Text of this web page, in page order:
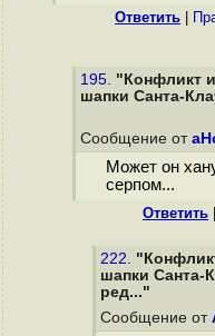
Ответить
195. "Конфликт
шапки Санта-
Сообщение от
Может он
серпом...
Ответить
222.
шапки Санта-
ред..."
Сообщение от